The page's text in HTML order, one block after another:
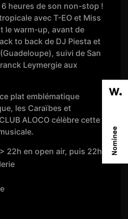
heures de son non-stop !
avec T-EO et Miss
le warm-up, avant de
to back de DJ Piesta et
suivi de San
Leymergie aux
plat emblématique
les Caraïbes et
ALOCO célèbre cette
22h en open air, puis 22h